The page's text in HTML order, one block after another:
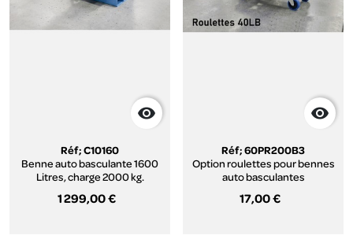

Réf; C10160
Benne auto basculante 1600
Litres, charge 2000 kg.
1 299,00 €

Réf; 60PR200B3
Option roulettes pour bennes
auto basculantes
17,00 €